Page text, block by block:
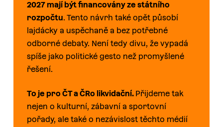
2027 mají být financovány ze státního
rozpočtu. Tento návrh také opět působí
lajdácky a uspěchaně a bez potřebné
odborné debaty. Není tedy divu, že vypadá
spíše jako politické gesto než promyšlené
řešení.
To je pro ČT a ČRo likvidační. Přijdeme tak
nejen o kulturní, zábavní a sportovní
pořady, ale také o nezávislost těchto médií